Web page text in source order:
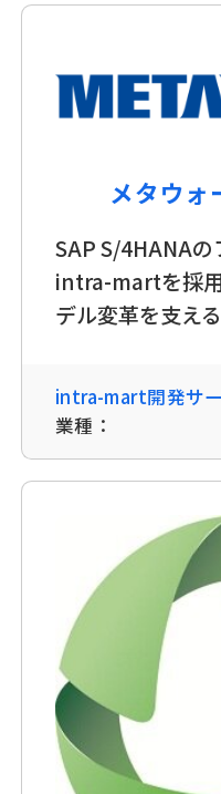
メタウォ
SAP S/4HANA
intra-martを採
デル変革を支え
intra-mart開発サ
業種：